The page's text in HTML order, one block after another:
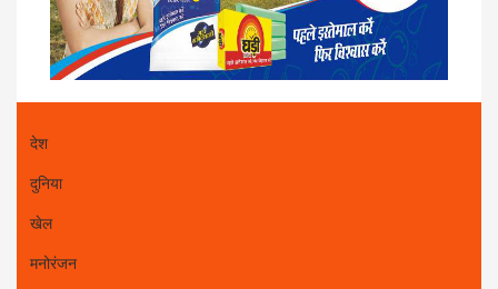
देश
दुनिया
खेल
मनोरंजन